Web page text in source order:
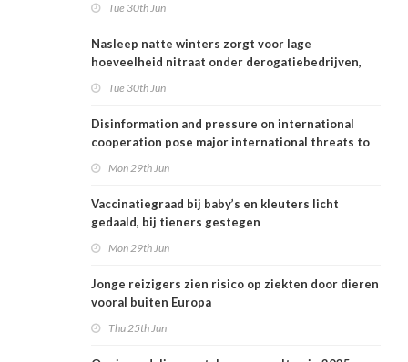
Tue 30th Jun
Nasleep natte winters zorgt voor lage
hoeveelheid nitraat onder derogatiebedrijven,
Tue 30th Jun
Disinformation and pressure on international
cooperation pose major international threats to
Mon 29th Jun
Vaccinatiegraad bij baby’s en kleuters licht
gedaald, bij tieners gestegen
Mon 29th Jun
Jonge reizigers zien risico op ziekten door dieren
vooral buiten Europa
Thu 25th Jun